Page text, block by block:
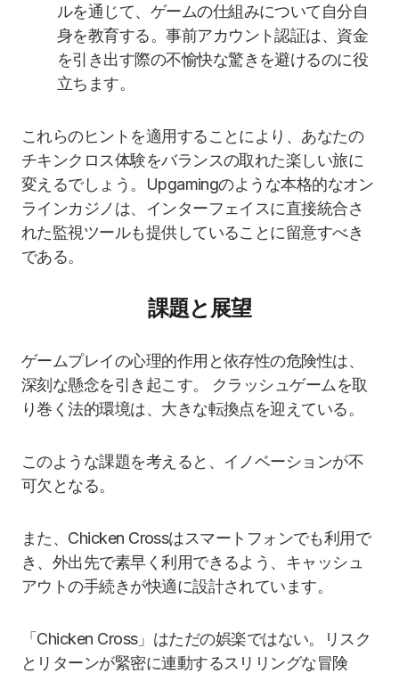
ルを通じて、ゲームの仕組みについて自分自
身を教育する。事前アカウント認証は、資金
を引き出す際の不愉快な驚きを避けるのに役
立ちます。
これらのヒントを適用することにより、あなたの
チキンクロス体験をバランスの取れた楽しい旅に
変えるでしょう。Upgamingのような本格的なオン
ラインカジノは、インターフェイスに直接統合さ
れた監視ツールも提供していることに留意すべき
である。
課題と展望
ゲームプレイの心理的作用と依存性の危険性は、
深刻な懸念を引き起こす。 クラッシュゲームを取
り巻く法的環境は、大きな転換点を迎えている。
このような課題を考えると、イノベーションが不
可欠となる。
また、Chicken Crossはスマートフォンでも利用で
き、外出先で素早く利用できるよう、キャッシュ
アウトの手続きが快適に設計されています。
「Chicken Cross」はただの娯楽ではない。リスク
とリターンが緊密に連動するスリリングな冒険